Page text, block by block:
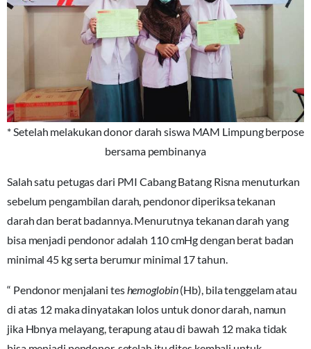
* Setelah melakukan donor darah siswa MAM Limpung berpose
bersama pembinanya
Salah satu petugas dari PMI Cabang Batang Risna menuturkan
sebelum pengambilan darah, pendonor diperiksa tekanan
darah dan berat badannya. Menurutnya tekanan darah yang
bisa menjadi pendonor adalah 110 cmHg dengan berat badan
minimal 45 kg serta berumur minimal 17 tahun.
“ Pendonor menjalani teshemoglobin(Hb), bila tenggelam atau
di atas 12 maka dinyatakan lolos untuk donor darah, namun
jika Hbnya melayang, terapung atau di bawah 12 maka tidak